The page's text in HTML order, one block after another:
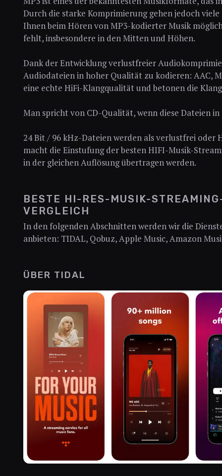
Durch die starke Komprimierung gehen jedoch
Ihnen beim Hören von MP3-kodierter Musik
fehlt, insbesondere in den Mitten und Höhen.
Dank der Entwicklung verlustfreier
Audiodateien in hoher Qualität zu kodieren: AAC,
eine echte HiFi-Klangqualität und betonen die
Man spricht von CD-Qualität, wenn diese Dateien
24 Bit / 96 kHz-Dateien werden als verlustfrei oder
macht die Einstufung der besten HIFI-Musik-
in der gleichen Auflösung übertragen werden.
BESTE HI-RES-MUSIK-
VERGLEICH
In den folgenden Abschnitten werden wir die
anbieten: TIDAL, Qobuz, Apple Music, Amazon
ÜBER TIDAL